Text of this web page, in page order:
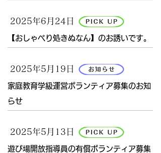
2025年6月24日
【おしゃべり処きぬなん】のお誘いです。
2025年5月19日
家庭教育学級運営ボランティア募集のお知
らせ
2025年5月13日
遊び場開放指導員の有償ボランティア募集